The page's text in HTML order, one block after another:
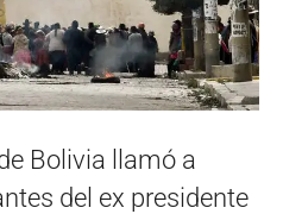
Bolivia llamó a
del ex presidente